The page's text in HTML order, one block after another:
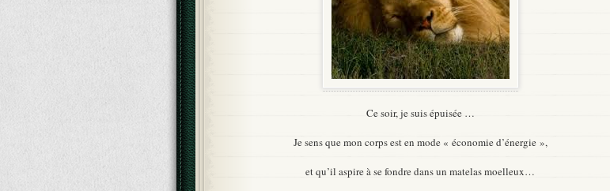
Ce soir, je suis épuisée …
Je sens que mon corps est en mode « économie d’énergie »,
et qu’il aspire à se fondre dans un matelas moelleux…